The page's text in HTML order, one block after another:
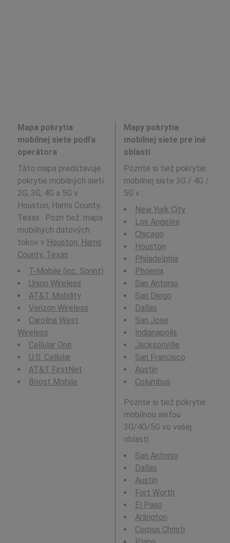
Mapa pokrytia
mobilnej siete podľa
operátora
Táto mapa predstavuje
pokrytie mobilných sietí
2G, 3G, 4G a 5G v
Houston, Harris County,
Texas . Pozri tiež: mapa
mobilných dátových
tokov v Houston, Harris
County, Texas .
T-Mobile (inc. Sprint)
Union Wireless
AT&T Mobility
Verizon Wireless
Carolina West
Wireless
Cellular One
U.S. Cellular
AT&T FirstNet
Boost Mobile
Mapy pokrytia
mobilnej siete pre iné
oblasti
Pozrite si tiež pokrytie
mobilnej siete 3G / 4G /
5G v :
New York City
Los Angeles
Chicago
Houston
Philadelphia
Phoenix
San Antonio
San Diego
Dallas
San Jose
Indianapolis
Jacksonville
San Francisco
Austin
Columbus
Pozrite si tiež pokrytie
mobilnou sieťou
3G/4G/5G vo vašej
oblasti:
San Antonio
Dallas
Austin
Fort Worth
El Paso
Arlington
Corpus Christi